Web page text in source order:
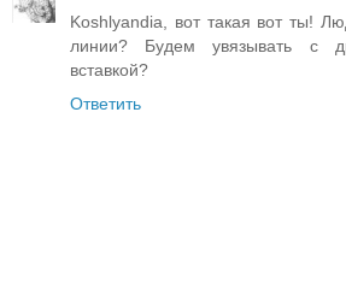
Koshlyandia, вот такая вот ты!
линии? Будем увязывать с
вставкой?
Ответить